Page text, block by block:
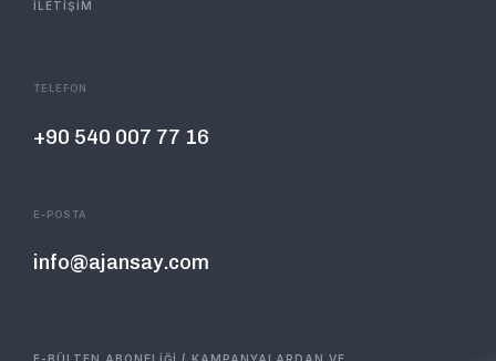
İLETİŞİM
TELEFON
+90 540 007 77 16
E-POSTA
info@ajansay.com